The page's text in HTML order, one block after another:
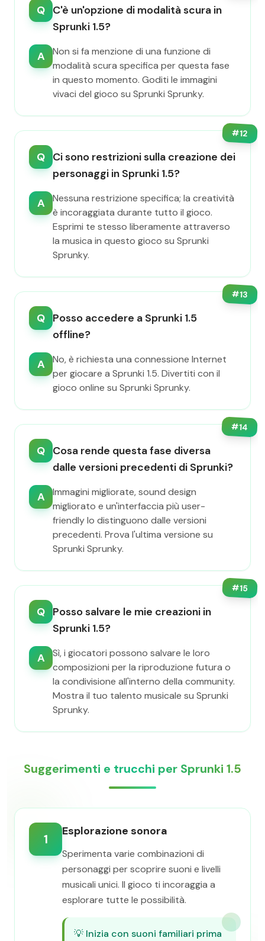
Q C'è un'opzione di modalità scura in
Sprunki 1.5?
A
Non si fa menzione di una funzione di
modalità scura specifica per questa fase
in questo momento. Goditi le immagini
vivaci del gioco su Sprunki Sprunky.
#12
Q Ci sono restrizioni sulla creazione dei
personaggi in Sprunki 1.5?
A
Nessuna restrizione specifica; la creatività
è incoraggiata durante tutto il gioco.
Esprimi te stesso liberamente attraverso
la musica in questo gioco su Sprunki
Sprunky.
#13
Q Posso accedere a Sprunki 1.5
offline?
A
No, è richiesta una connessione Internet
per giocare a Sprunki 1.5. Divertiti con il
gioco online su Sprunki Sprunky.
#14
Q Cosa rende questa fase diversa
dalle versioni precedenti di Sprunki?
A
Immagini migliorate, sound design
migliorato e un'interfaccia più user-
friendly lo distinguono dalle versioni
precedenti. Prova l'ultima versione su
Sprunki Sprunky.
#15
Q Posso salvare le mie creazioni in
Sprunki 1.5?
A
Sì, i giocatori possono salvare le loro
composizioni per la riproduzione futura o
la condivisione all'interno della community.
Mostra il tuo talento musicale su Sprunki
Sprunky.
Suggerimenti e trucchi per Sprunki 1.5
1
Esplorazione sonora
Sperimenta varie combinazioni di
personaggi per scoprire suoni e livelli
musicali unici. Il gioco ti incoraggia a
esplorare tutte le possibilità.
💡 Inizia con suoni familiari prima